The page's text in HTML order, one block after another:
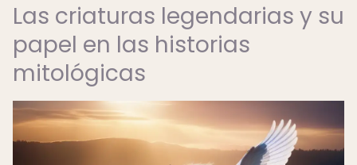
Las criaturas legendarias y su
papel en las historias
mitológicas